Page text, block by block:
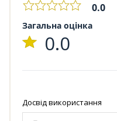
0.0
Загальна оцінка
0.0
Досвід використання